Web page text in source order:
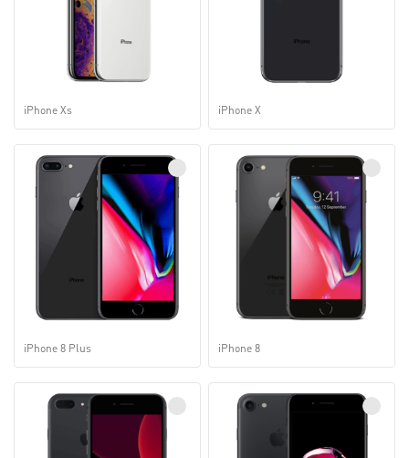
iPhone Xs iPhone X
iPhone 8 Plus iPhone 8